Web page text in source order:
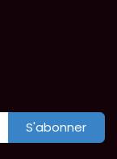
S'abonner